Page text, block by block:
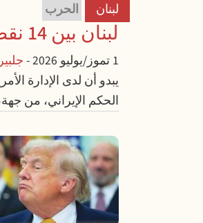
لبنان الحرب
لبنان بين 14 نقطة و14 نقطة أخرى
1 تموز/يوليو 2026 -
الحكم الإيراني، من